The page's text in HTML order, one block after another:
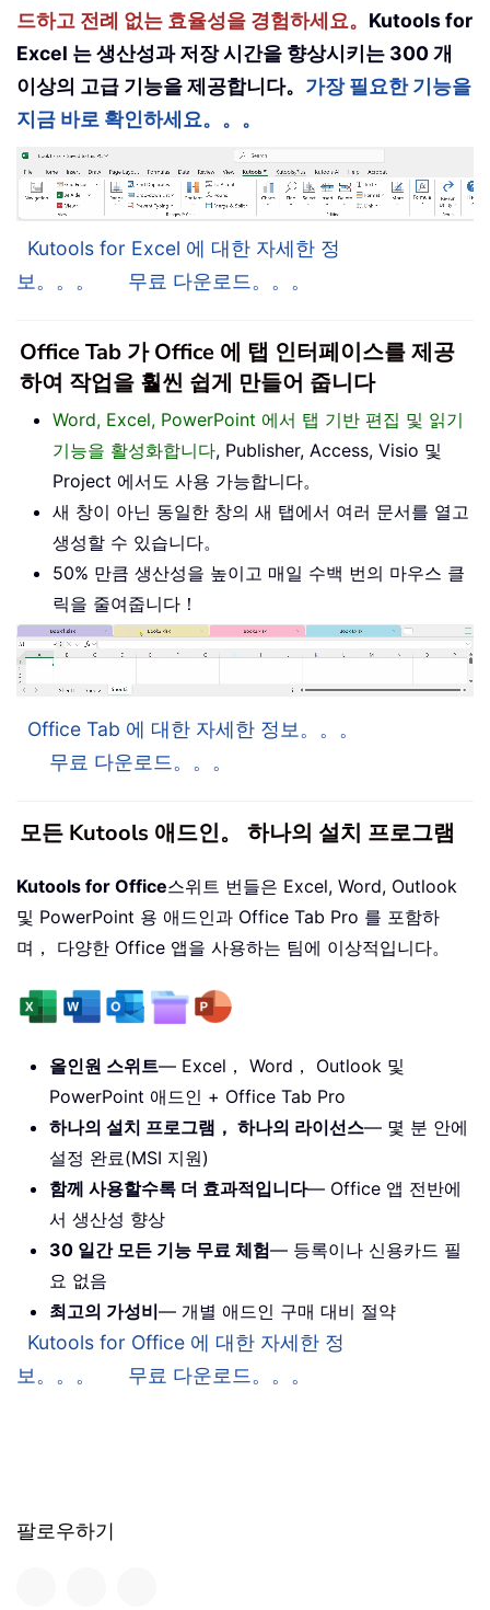
드하고 전례 없는 효율성을 경험하세요。 Kutools for
Excel 는 생산성과 저장 시간을 향상시키는 300 개
이상의 고급 기능을 제공합니다。 가장 필요한 기능을
지금 바로 확인하세요。。。
Kutools for Excel 에 대한 자세한 정
보。。。
무료 다운로드。。。
Office Tab 가 Office 에 탭 인터페이스를 제공
하여 작업을 훨씬 쉽게 만들어 줍니다
Word, Excel, PowerPoint 에서 탭 기반 편집 및 읽기
기능을 활성화합니다, Publisher, Access, Visio 및
Project 에서도 사용 가능합니다。
새 창이 아닌 동일한 창의 새 탭에서 여러 문서를 열고
생성할 수 있습니다。
50% 만큼 생산성을 높이고 매일 수백 번의 마우스 클
릭을 줄여줍니다！
Office Tab 에 대한 자세한 정보。。。
무료 다운로드。。。
모든 Kutools 애드인。 하나의 설치 프로그램
Kutools for Office스위트 번들은 Excel, Word, Outlook
및 PowerPoint 용 애드인과 Office Tab Pro 를 포함하
며， 다양한 Office 앱을 사용하는 팀에 이상적입니다。
올인원 스위트— Excel， Word， Outlook 및
PowerPoint 애드인 + Office Tab Pro
하나의 설치 프로그램， 하나의 라이선스— 몇 분 안에
설정 완료(MSI 지원)
함께 사용할수록 더 효과적입니다— Office 앱 전반에
서 생산성 향상
30 일간 모든 기능 무료 체험— 등록이나 신용카드 필
요 없음
최고의 가성비— 개별 애드인 구매 대비 절약
Kutools for Office 에 대한 자세한 정
보。。。
무료 다운로드。。。
팔로우하기